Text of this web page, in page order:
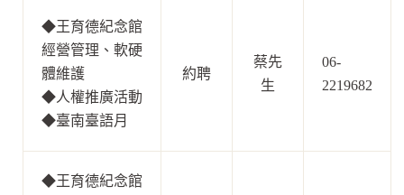
◆王育德紀念館
經營管理、軟硬
體維護
◆人權推廣活動
◆臺南臺語月
約聘
蔡先
生
06-
2219682
◆王育德紀念館